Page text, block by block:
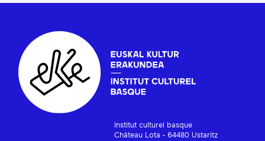
Institut culturel basque
Château Lota - 64480 Ustaritz